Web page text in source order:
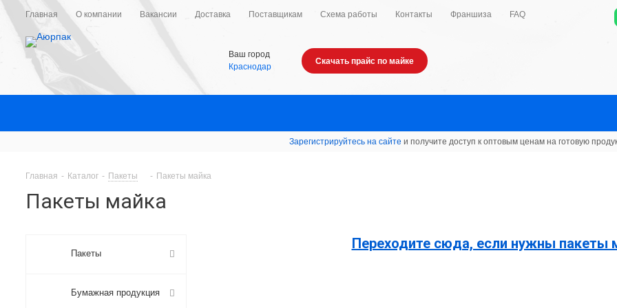
Главная О компании Вакансии Доставка Поставщикам Схема работы Контакты Франшиза FAQ
Ваш город
Краснодар
Скачать прайс по майке
Зарегистрируйтесь на сайте и получите доступ к оптовым ценам на готовую
Главная - Каталог - Пакеты - Пакеты майка
Пакеты майка
Переходите сюда, если нужны пакеты
Пакеты
Бумажная продукция